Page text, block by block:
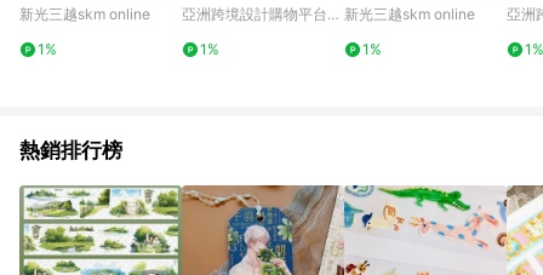
新光三越skm online
1%
亞洲跨境設計購物平台
1%
新光三越skm online
1%
亞洲
1%
熱銷排行榜